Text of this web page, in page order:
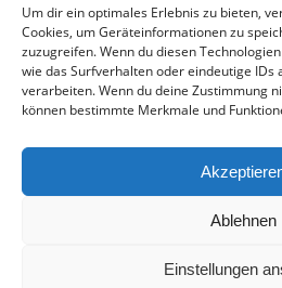
Um dir ein optimales Erlebnis zu bieten,
Cookies, um Geräteinformationen zu
zuzugreifen. Wenn du diesen
wie das Surfverhalten oder eindeutige IDs
verarbeiten. Wenn du deine Zustimmung
können bestimmte Merkmale und
Ablehnen
Einstellungen
30. Juli 2026
Deine Spielminute: 89+1
28. Juli 2026
Neuer Rückensponsor
Neue Podcast-Folge: So tickt Björn!
27. Juli 2026